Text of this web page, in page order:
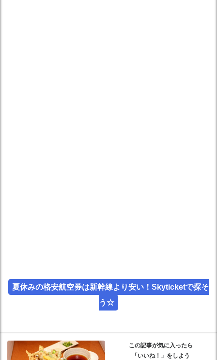
夏休みの格安航空券は新幹線より安い！Skyticketで探そ
う☆
この記事が気に入ったら
「いいね！」をしよう